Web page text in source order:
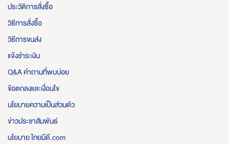
ประวัติการสั่งซื้อ
วิธีการสั่งซื้อ
วิธีการขนส่ง
แจ้งชำระเงิน
Q&A คำถามที่พบบ่อย
ข้อตกลงและเงื่อนไข
นโยบายความเป็นส่วนตัว
ข่าวประชาสัมพันธ์
นโยบาย ไทยมีดี.com